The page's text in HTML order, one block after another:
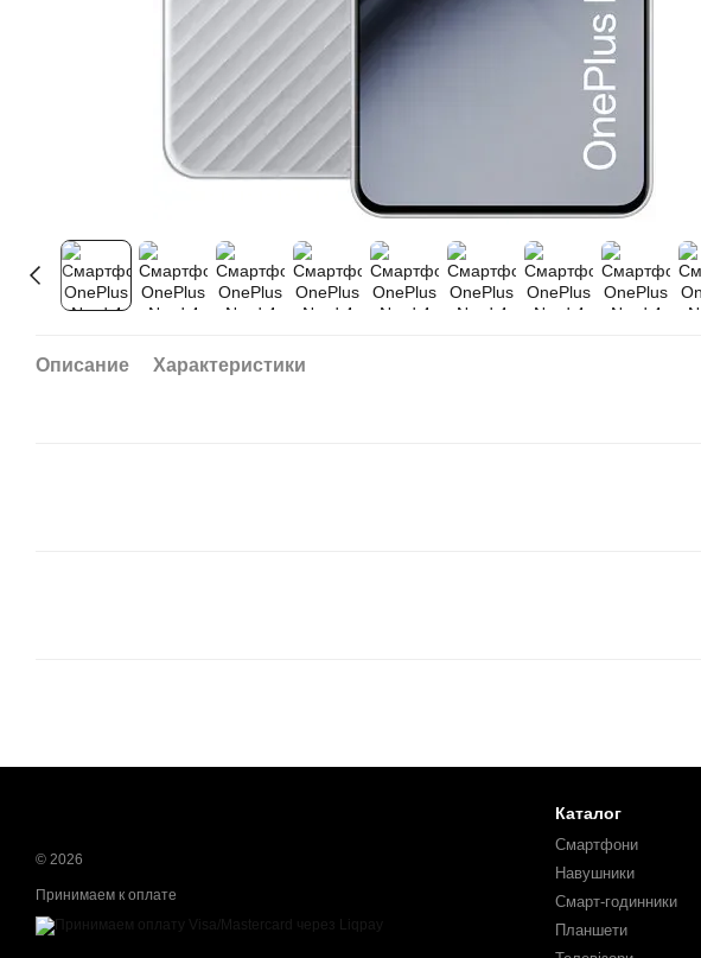
Описание Характеристики
© 2026
Принимаем к оплате
Каталог
Смартфони
Навушники
Смарт-годинники
Планшети